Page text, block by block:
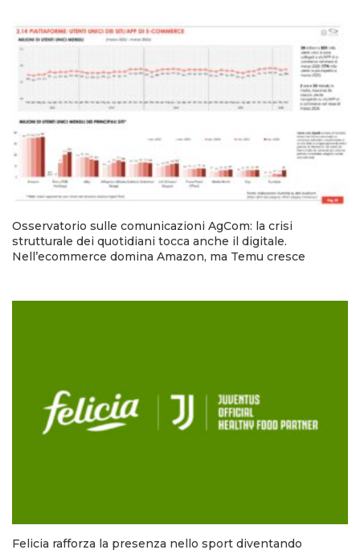
Osservatorio sulle comunicazioni AgCom: la crisi
strutturale dei quotidiani tocca anche il digitale.
Nell’ecommerce domina Amazon, ma Temu cresce
Felicia rafforza la presenza nello sport diventando